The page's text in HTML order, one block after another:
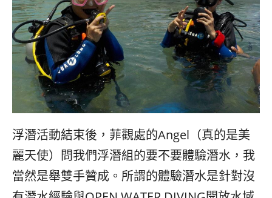
浮潛活動結束後，菲觀處的Angel（真的是美
麗天使）問我們浮潛組的要不要體驗潛水，我
當然是舉雙手贊成。所謂的體驗潛水是針對沒